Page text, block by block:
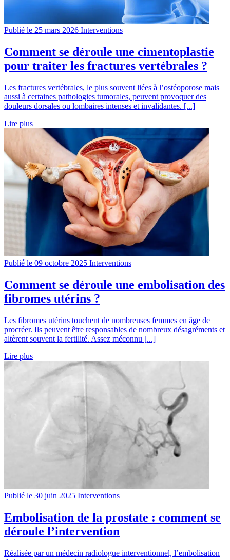
Publié le 25 mars 2026 Interventions
Comment se déroule une cimentoplastie
pour traiter les fractures vertébrales ?
Les fractures vertébrales, le plus souvent liées à l’ostéoporose mais
aussi à certaines pathologies tumorales, peuvent provoquer des
douleurs dorsales ou lombaires intenses et invalidantes. [...]
Lire plus
Publié le 09 octobre 2025 Interventions
Comment se déroule une embolisation des
fibromes utérins ?
Les fibromes utérins touchent de nombreuses femmes en âge de
procréer. Ils peuvent être responsables de nombreux désagréments et
altèrent souvent la fertilité. Assez méconnu [...]
Lire plus
Publié le 30 juin 2025 Interventions
Embolisation de la prostate : comment se
déroule l’intervention
Réalisée par un médecin radiologue interventionnel, l’embolisation